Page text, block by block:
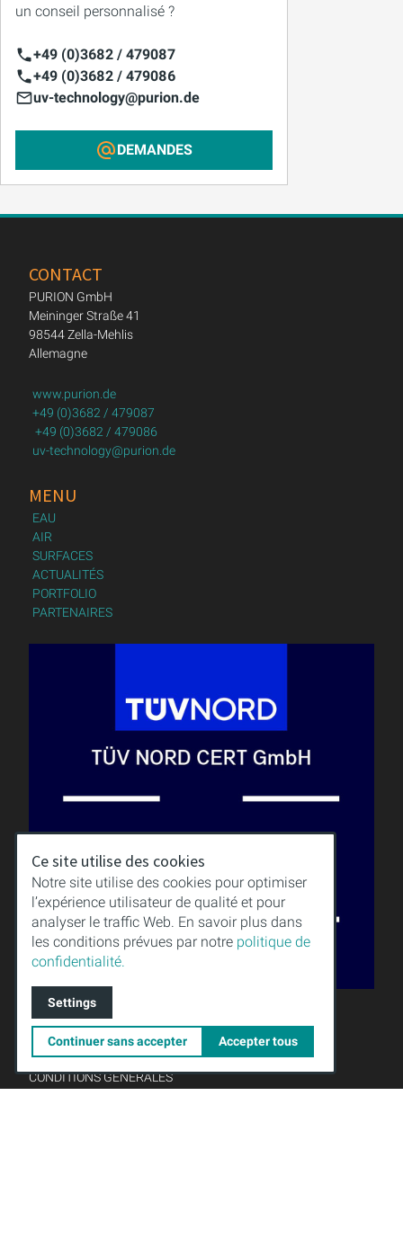
un conseil personnalisé ?
+49 (0)3682 / 479087
+49 (0)3682 / 479086
uv-technology@purion.de
DEMANDES
CONTACT
PURION GmbH
Meininger Straße 41
98544 Zella-Mehlis
Allemagne
www.purion.de
+49 (0)3682 / 479087
+49 (0)3682 / 479086
uv-technology@purion.de
MENU
EAU
AIR
SURFACES
ACTUALITÉS
PORTFOLIO
PARTENAIRES
QUALITÉ
SAVOIR
TÉLÉCHARGEMENTS
MENTIONS LÉGALES
CONDITIONS GÉNÉRALES
Ce site utilise des cookies
Notre site utilise des cookies pour optimiser
l’expérience utilisateur de qualité et pour
analyser le traffic Web. En savoir plus dans
les conditions prévues par notre politique de
confidentialité.
Settings
Continuer sans accepter Accepter tous